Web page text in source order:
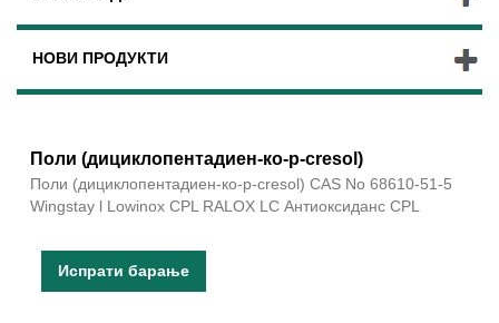
НОВИ ПРОДУКТИ
Поли (дициклопентадиен-ко-p-cresol)
Поли (дициклопентадиен-ко-p-cresol) CAS No 68610-51-5
Wingstay l Lowinox CPL RALOX LC Антиоксиданс CPL
Испрати барање